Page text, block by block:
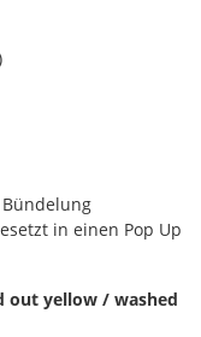
in einen Pop Up
out yellow / washed